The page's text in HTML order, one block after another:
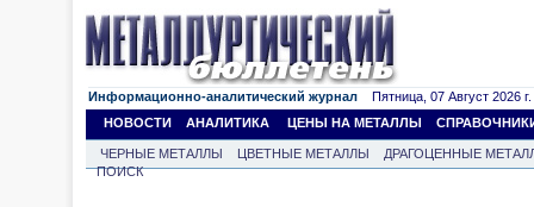
Информационно-аналитический журнал Пятница, 07 Август 2026 г.
НОВОСТИ
АНАЛИТИКА ЦЕНЫ НА МЕТАЛЛЫ
ЧЕРНЫЕ МЕТАЛЛЫ ЦВЕТНЫЕ МЕТАЛЛЫ
ДРАГОЦЕННЫЕ
ПОИСК